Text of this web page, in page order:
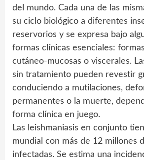
del mundo. Cada una de las
su ciclo biológico a diferentes
reservorios y se expresa bajo
formas clínicas esenciales:
cutáneo-mucosas o viscerales.
sin tratamiento pueden revestir
conduciendo a mutilaciones,
permanentes o la muerte,
forma clínica en juego.
Las leishmaniasis en conjunto
mundial con más de 12 millones
infectadas. Se estima una